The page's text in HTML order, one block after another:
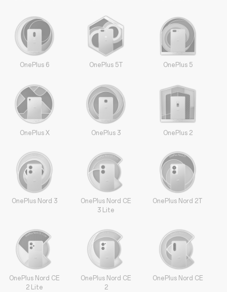
OnePlus 6 OnePlus 5T OnePlus 5
OnePlus X OnePlus 3 OnePlus 2
OnePlus Nord 3
OnePlus Nord CE
3 Lite
OnePlus Nord 2T
OnePlus Nord CE
2 Lite
OnePlus Nord CE
2
OnePlus Nord CE